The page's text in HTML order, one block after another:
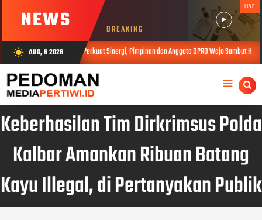
NEWS BREAKING
LIVE
wb_sunny AUG, 6 2026
AUG 06, 2026 Perkuat Sinergi, Pimpinan dan Anggota DPRD Wajo Sambut Hangat Kunjungan
Keberhasilan Tim Dirkrimsus Polda
Kalbar Amankan Ribuan Batang
Kayu Illegal, di Pertanyakan Publik